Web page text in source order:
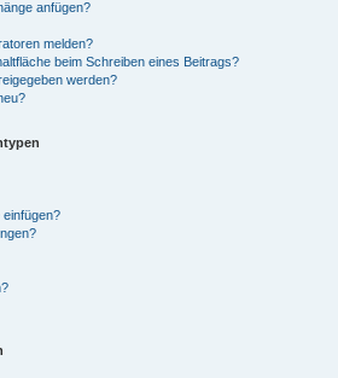
anfügen?
melden?
beim Schreiben eines Beitrags?
werden?
einfügen?